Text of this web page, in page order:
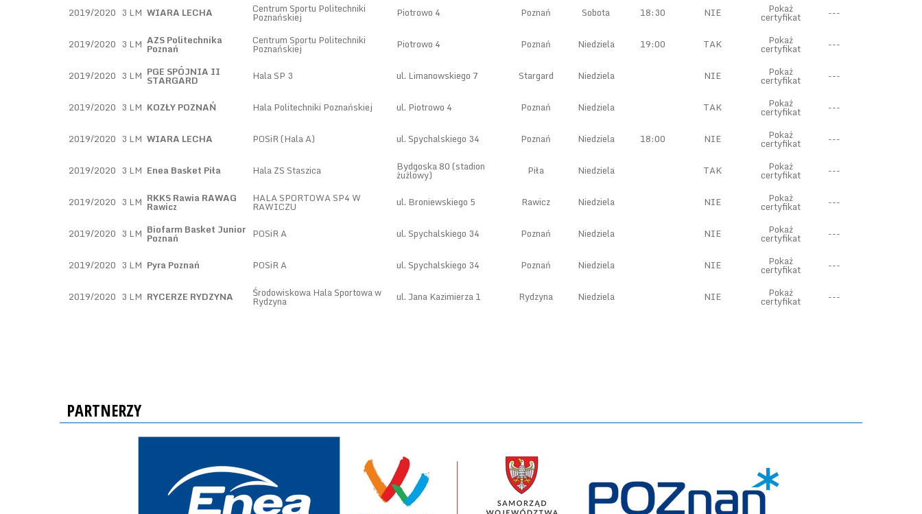
2019/2020 3 LM WIARA LECHA Centrum Sportu Politechniki
Poznańskiej Piotrowo 4 Poznań Sobota 18:30 NIE Pokaż
certyfikat ---
2019/2020 3 LM AZS Politechnika
Poznań
Centrum Sportu Politechniki
Poznańskiej Piotrowo 4 Poznań Niedziela 19:00 TAK Pokaż
certyfikat ---
2019/2020 3 LM PGE SPÓJNIA II
STARGARD Hala SP 3 ul. Limanowskiego 7 Stargard Niedziela NIE Pokaż
certyfikat ---
2019/2020 3 LM KOZŁY POZNAŃ Hala Politechniki Poznańskiej ul. Piotrowo 4 Poznań Niedziela TAK Pokaż
certyfikat ---
2019/2020 3 LM WIARA LECHA POSiR (Hala A) ul. Spychalskiego 34 Poznań Niedziela 18:00 NIE Pokaż
certyfikat ---
2019/2020 3 LM Enea Basket Piła Hala ZS Staszica Bydgoska 80 (stadion
żużlowy) Piła Niedziela TAK Pokaż
certyfikat ---
2019/2020 3 LM RKKS Rawia RAWAG
Rawicz
HALA SPORTOWA SP4 W
RAWICZU ul. Broniewskiego 5 Rawicz Niedziela NIE Pokaż
certyfikat ---
2019/2020 3 LM Biofarm Basket Junior
Poznań POSiR A ul. Spychalskiego 34 Poznań Niedziela NIE Pokaż
certyfikat ---
2019/2020 3 LM Pyra Poznań POSiR A ul. Spychalskiego 34 Poznań Niedziela NIE Pokaż
certyfikat ---
2019/2020 3 LM RYCERZE RYDZYNA Środowiskowa Hala Sportowa w
Rydzyna ul. Jana Kazimierza 1 Rydzyna Niedziela NIE Pokaż
certyfikat ---
PARTNERZY